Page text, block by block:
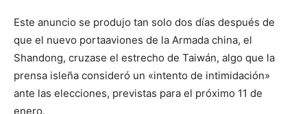
Este anuncio se produjo tan solo dos días después de
que el nuevo portaaviones de la Armada china, el
Shandong, cruzase el estrecho de Taiwán, algo que la
prensa isleña consideró un «intento de intimidación»
ante las elecciones, previstas para el próximo 11 de
enero.